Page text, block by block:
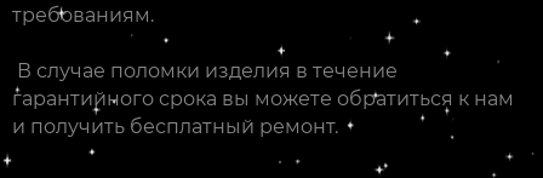
требованиям.
В случае поломки изделия в течение
гарантийного срока вы можете обратиться к нам
и получить бесплатный ремонт.